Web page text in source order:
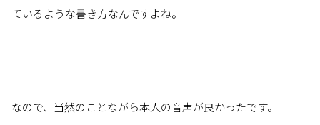
ているような書き方なんですよね。
なので、当然のことながら本人の音声が良かったです。